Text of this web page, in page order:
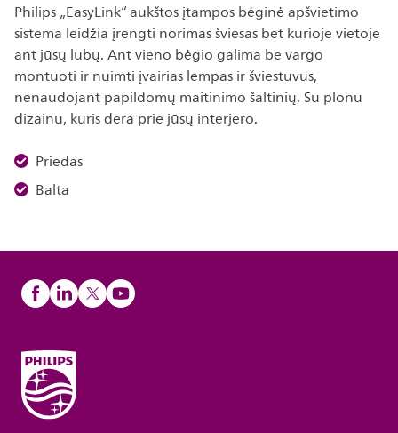
Philips „EasyLink“ aukštos įtampos bėginė apšvietimo
sistema leidžia įrengti norimas šviesas bet kurioje vietoje
ant jūsų lubų. Ant vieno bėgio galima be vargo
montuoti ir nuimti įvairias lempas ir šviestuvus,
nenaudojant papildomų maitinimo šaltinių. Su plonu
dizainu, kuris dera prie jūsų interjero.
Priedas
Balta